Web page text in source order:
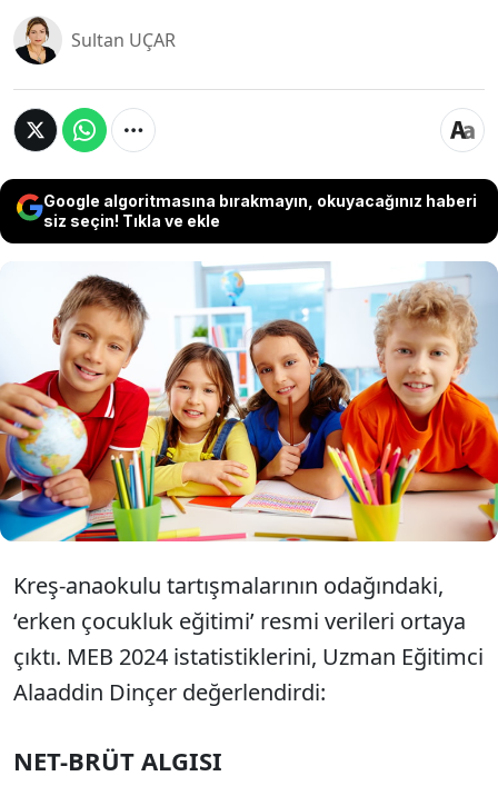
Sultan UÇAR
Google algoritmasına bırakmayın, okuyacağınız haberi
siz seçin! Tıkla ve ekle
Milli Eğitim Bakanı Yusuf Tekin, yüzde 95.44
oranıyla Türkiye’nin okul öncesi eğitimde OECD
ülkelerinin tamamını geçtiğini söylese de net
okullaşma oranı yüzde 48.6’da kaldı. Okul
çağındaki 3-4-5 yaş grubu 3.8 milyon çocuktan 2
milyon çocuk ortalıkta yok.
Kreş-anaokulu tartışmalarının odağındaki,
‘erken çocukluk eğitimi’ resmi verileri ortaya
çıktı. MEB 2024 istatistiklerini, Uzman Eğitimci
Alaaddin Dinçer değerlendirdi:
NET-BRÜT ALGISI